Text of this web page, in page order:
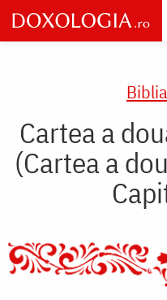
Skip
to
main
Cartea a
(Cartea a